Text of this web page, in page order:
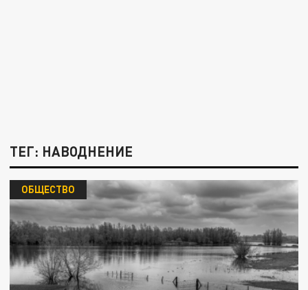
ТЕГ: НАВОДНЕНИЕ
ОБЩЕСТВО